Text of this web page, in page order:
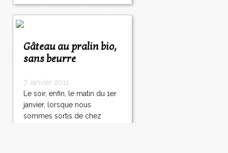
Gâteau au pralin bio,
sans beurre
7 Janvier 2011
Le soir, enfin, le matin du 1er
janvier, lorsque nous
sommes sortis de chez